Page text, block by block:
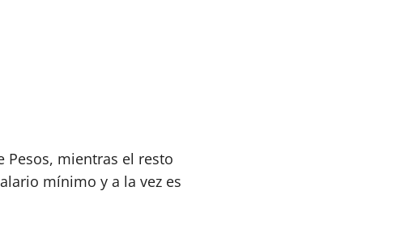
Pesos, mientras el resto
mínimo y a la vez es